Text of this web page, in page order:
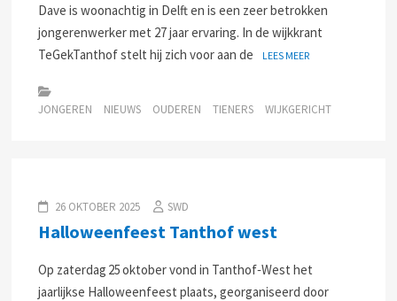
Dave is woonachtig in Delft en is een zeer betrokken
jongerenwerker met 27 jaar ervaring. In de wijkkrant
TeGekTanthof stelt hij zich voor aan de
LEES MEER
JONGEREN NIEUWS OUDEREN TIENERS WIJKGERICHT
26 OKTOBER 2025 SWD
Halloweenfeest Tanthof west
Op zaterdag 25 oktober vond in Tanthof‑West het
jaarlijkse Halloweenfeest plaats, georganiseerd door